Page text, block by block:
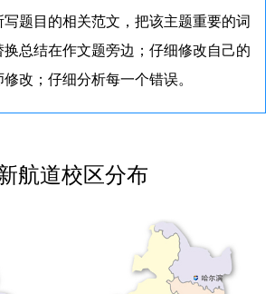
写题目的相关范文，把该主题重要的词
总结在作文题旁边；仔细修改自己的
改；仔细分析每一个错误。
航道校区分布